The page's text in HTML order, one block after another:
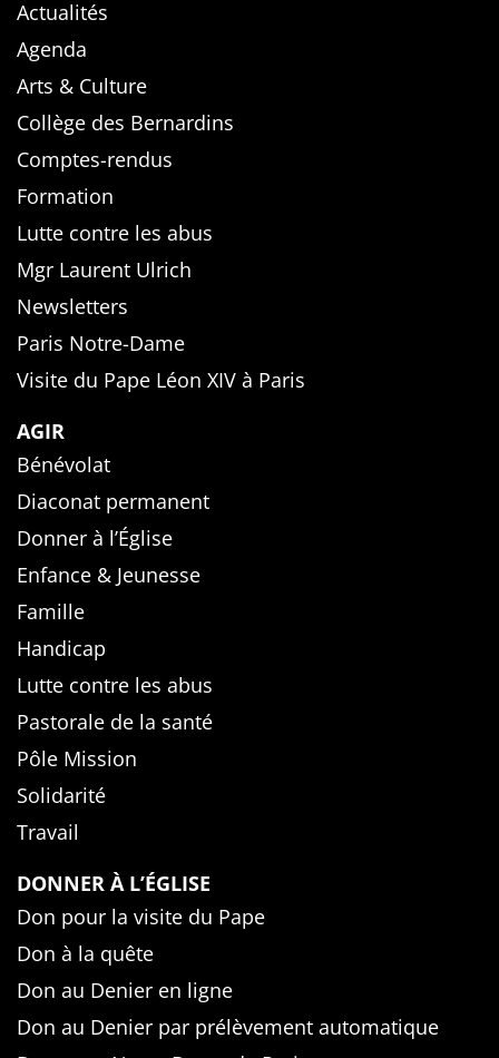
Actualités
Agenda
Arts & Culture
Collège des Bernardins
Comptes-rendus
Formation
Lutte contre les abus
Mgr Laurent Ulrich
Newsletters
Paris Notre-Dame
Visite du Pape Léon XIV à Paris
AGIR
Bénévolat
Diaconat permanent
Donner à l’Église
Enfance & Jeunesse
Famille
Handicap
Lutte contre les abus
Pastorale de la santé
Pôle Mission
Solidarité
Travail
DONNER À L’ÉGLISE
Don pour la visite du Pape
Don à la quête
Don au Denier en ligne
Don au Denier par prélèvement automatique